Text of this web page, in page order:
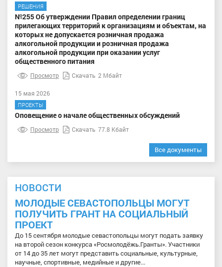
РЕШЕНИЯ
№255 Об утверждении Правил определении границ
прилегающих территорий к организациям и объектам, на
которых не допускается розничная продажа
алкогольной продукции и розничная продажа
алкогольной продукции при оказании услуг
общественного питания
Просмотр Скачать 2 Мбайт
15 мая 2026
ПРОЕКТЫ
Оповещение о начале общественных обсуждений
Просмотр Скачать 77.8 Кбайт
Все документы
НОВОСТИ
МОЛОДЫЕ СЕВАСТОПОЛЬЦЫ МОГУТ
ПОЛУЧИТЬ ГРАНТ НА СОЦИАЛЬНЫЙ
ПРОЕКТ
До 15 сентября молодые севастопольцы могут подать заявку
на второй сезон конкурса «Росмолодёжь.Гранты». Участники
от 14 до 35 лет могут представить социальные, культурные,
научные, спортивные, медийные и другие...